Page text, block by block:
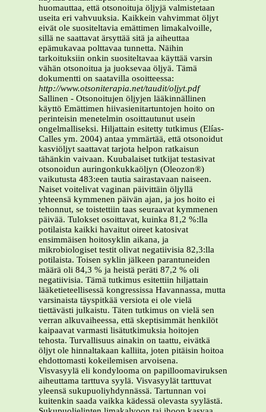
huomauttaa, että otsonoituja öljyjä valmistetaan
useita eri vahvuuksia. Kaikkein vahvimmat öljyt
eivät ole suositeltavia emättimen limakalvoille,
sillä ne saattavat ärsyttää sitä ja aiheuttaa
epämukavaa polttavaa tunnetta. Näihin
tarkoituksiin onkin suositeltavaa käyttää varsin
vähän otsonoitua ja juoksevaa öljyä. Tämä
dokumentti on saatavilla osoitteessa:
http://www.otsoniterapia.net/taudit/oljyt.pdf
Sallinen - Otsonoitujen öljyjen lääkinnällinen
käyttö Emättimen hiivasienitartuntojen hoito on
perinteisin menetelmin osoittautunut usein
ongelmalliseksi. Hiljattain esitetty tutkimus (Elías-
Calles ym. 2004) antaa ymmärtää, että otsonoidut
kasviöljyt saattavat tarjota helpon ratkaisun
tähänkin vaivaan. Kuubalaiset tutkijat testasivat
otsonoidun auringonkukkaöljyn (Oleozon®)
vaikutusta 483:een tautia sairastavaan naiseen.
Naiset voitelivat vaginan päivittäin öljyllä
yhteensä kymmenen päivän ajan, ja jos hoito ei
tehonnut, se toistettiin taas seuraavat kymmenen
päivää. Tulokset osoittavat, kuinka 81,2 %:lla
potilaista kaikki havaitut oireet katosivat
ensimmäisen hoitosyklin aikana, ja
mikrobiologiset testit olivat negatiivisia 82,3:lla
potilaista. Toisen syklin jälkeen parantuneiden
määrä oli 84,3 % ja heistä peräti 87,2 % oli
negatiivisia. Tämä tutkimus esitettiin hiljattain
lääketieteellisessä kongressissa Havannassa, mutta
varsinaista täyspitkää versiota ei ole vielä
tiettävästi julkaistu. Täten tutkimus on vielä sen
verran alkuvaiheessa, että skeptisimmät henkilöt
kaipaavat varmasti lisätutkimuksia hoitojen
tehosta. Turvallisuus ainakin on taattu, eivätkä
öljyt ole hinnaltakaan kalliita, joten pitäisin hoitoa
ehdottomasti kokeilemisen arvoisena.
Visvasyylä eli kondylooma on papilloomaviruksen
aiheuttama tarttuva syylä. Visvasyylät tarttuvat
yleensä sukupuoliyhdynnässä. Tartunnan voi
kuitenkin saada vaikka kädessä olevasta syylästä.